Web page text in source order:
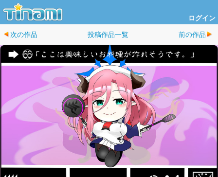
ログイン
次の作品 投稿作品一覧 前の作品